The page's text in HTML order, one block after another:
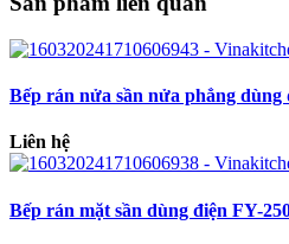
Bếp rán nửa sần nửa phẳng dùng
Liên hệ
Bếp rán mặt sần dùng điện FY-